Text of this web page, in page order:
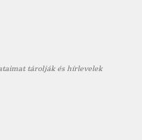
katica
egyszer
tárolják és hírlevelek